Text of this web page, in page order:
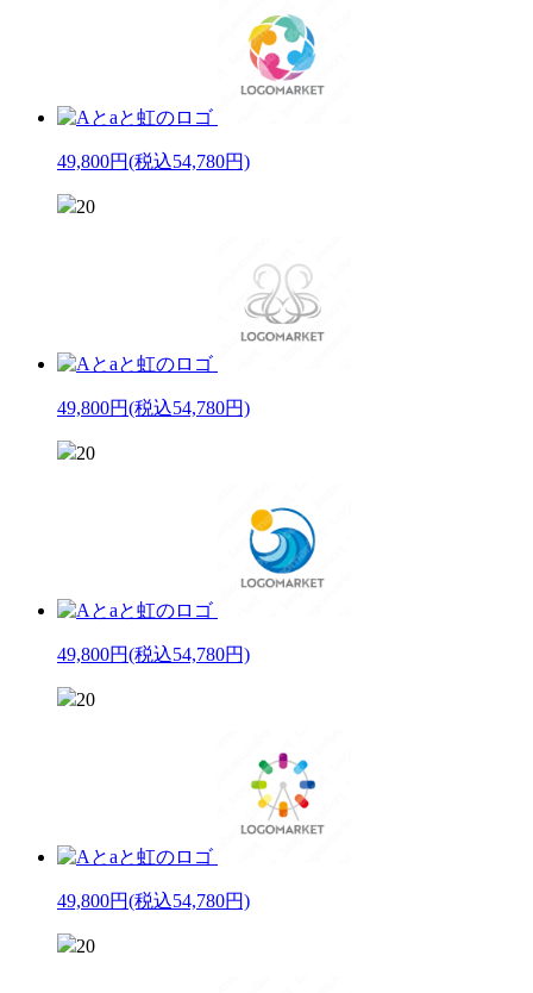
49,800円(税込54,780円)
20
49,800円(税込54,780円)
20
49,800円(税込54,780円)
20
49,800円(税込54,780円)
20